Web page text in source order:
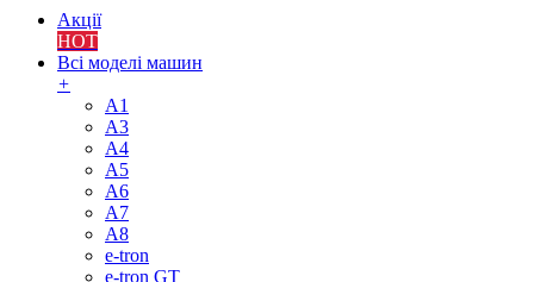
Акції
HOT
Всі моделі машин
+
A1
A3
A4
A5
A6
A7
A8
e-tron
e-tron GT